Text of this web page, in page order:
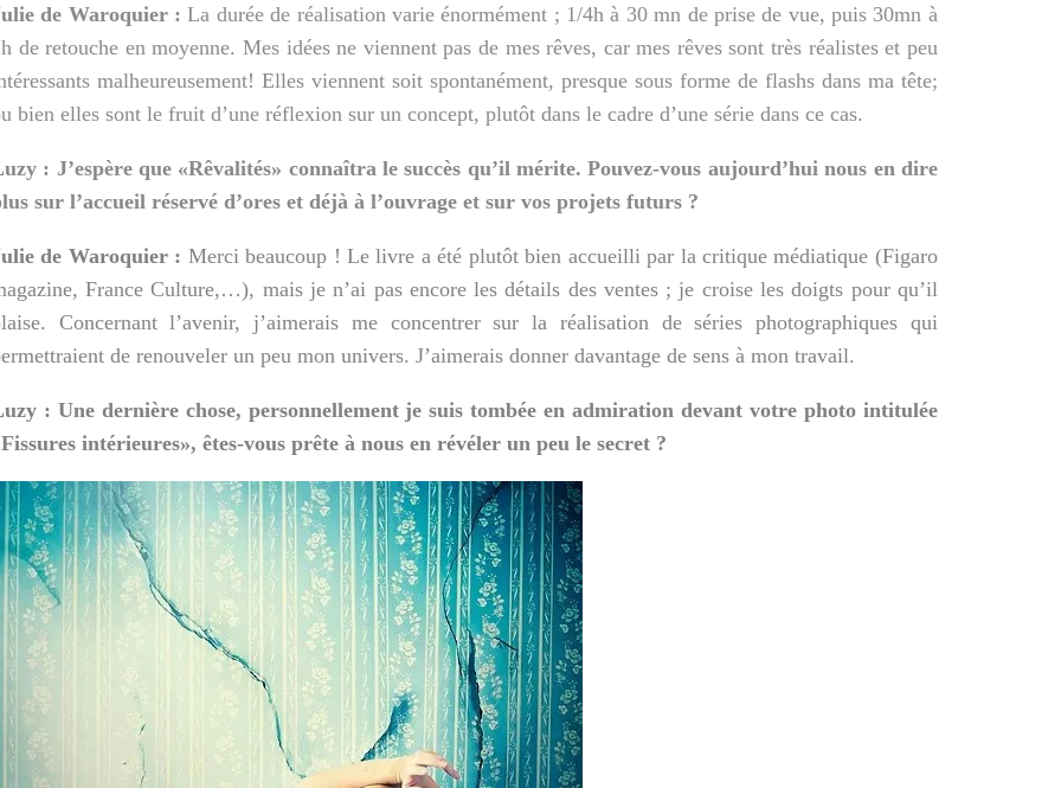
de Waroquier : La durée de réalisation varie énormément ; 1/4h à 30 mn de prise de vue, puis 30mn à
de retouche en moyenne. Mes idées ne viennent pas de mes rêves, car mes rêves sont très réalistes et peu
malheureusement! Elles viennent soit spontanément, presque sous forme de flashs dans ma tête;
bien elles sont le fruit d’une réflexion sur un concept, plutôt dans le cadred’une série dans ce cas.
: J’espère que «Rêvalités» connaîtra le succès qu’il mérite. Pouvez-vous aujourd’hui nous en dire
sur l’accueil réservé d’ores et déjà à l’ouvrage et sur vos projets futurs ?
de Waroquier : Merci beaucoup ! Le livre a été plutôt bien accueilli par la critique médiatique (Figaro
France Culture,…), mais je n’ai pas encore les détails des ventes ; je croise les doigts pour qu’il
Concernant l’avenir, j’aimerais me concentrer sur la réalisation de séries photographiques qui
de renouveler un peu mon univers. J’aimerais donner davantage de sens à mon travail.
: Une dernière chose, personnellement je suis tombée en admiration devant votre photo intitulée
intérieures», êtes-vous prête à nous en révéler un peu le secret ?